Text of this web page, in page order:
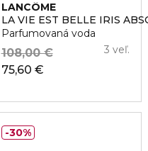
LANCÔME
LA VIE EST BELLE IRIS
Parfumovaná voda
75,60 €
108,00 € 3 veľ.
30%